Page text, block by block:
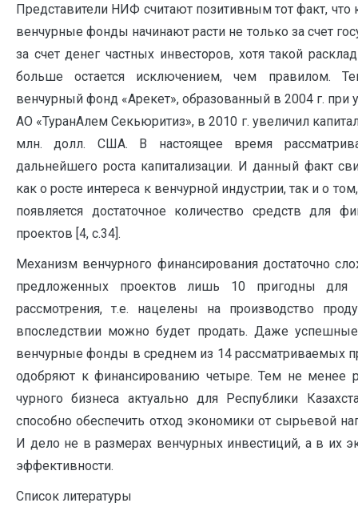
Представители НИФ считают позитивным тот факт, что
венчурные фонды начи­нают расти не только за счет
за счет денег частных инвесторов, хотя такой
больше остается исключением, чем правилом.
венчурный фонд «Арекет», образованный в 2004 г. при
АО «ТуранАлем Секьюритиз», в 2010 г. увеличил
млн. долл. США. В настоящее время
дальнейшего роста капитализации. И данный факт
как о росте интереса к венчурной индустрии, так и о
появляется достаточное количество средств для
проектов [4, с.34].
Механизм венчурного финансирования достаточно
предложенных проектов лишь 10 пригодны для
рассмотрения, т.е. нацелены на производство
впоследствии можно будет продать. Даже
венчурные фонды в среднем из 14 рассматриваемых
одобряют к финансированию четыре. Тем не менее
чурного бизнеса актуально для Республики
способно обеспечить отход эконо­мики от сырьевой
И дело не в размерах венчурных инвестиций, а в их
эффективности.
Список литературы